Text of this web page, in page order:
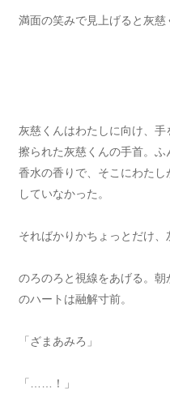
満面の笑みで見上げると灰慈
灰慈くんはわたしに向け、
擦られた灰慈くんの手首。
香水の香りで、そこにわた
していなかった。
そればかりかちょっとだけ、
のろのろと視線をあげる。
のハートは融解寸前。
「ざまあみろ」
「……！」